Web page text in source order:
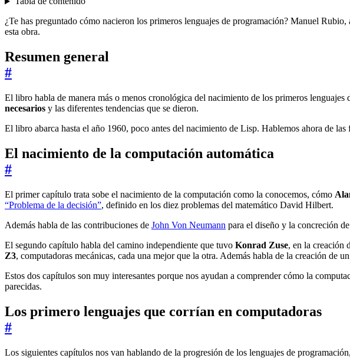
¿Te has preguntado cómo nacieron los primeros lenguajes de programación? Manuel Rubio,
esta obra.
Resumen general
#
El libro habla de manera más o menos cronológica del nacimiento de los primeros
necesarios y las diferentes tendencias que se dieron.
El libro abarca hasta el año 1960, poco antes del nacimiento de Lisp. Hablemos ahora de las
El nacimiento de la computación automática
#
El primer capítulo trata sobe el nacimiento de la computación como la conocemos, cómo
“Problema de la decisión”, definido en los diez problemas del matemático David Hilbert.
Además habla de las contribuciones de John Von Neumann para el diseño y la concreción
El segundo capítulo habla del camino independiente que tuvo Konrad Zuse, en la creación
Z3, computadoras mecánicas, cada una mejor que la otra. Además habla de la creación de
Estos dos capítulos son muy interesantes porque nos ayudan a comprender cómo la
parecidas.
Los primero lenguajes que corrían en computadoras
#
Los siguientes capítulos nos van hablando de la progresión de los lenguajes de